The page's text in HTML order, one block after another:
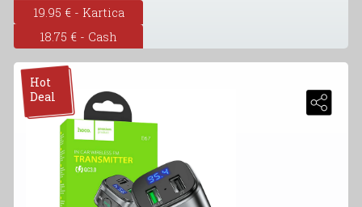
19.95 € - Kartica
18.75 € - Cash
Hot
Deal